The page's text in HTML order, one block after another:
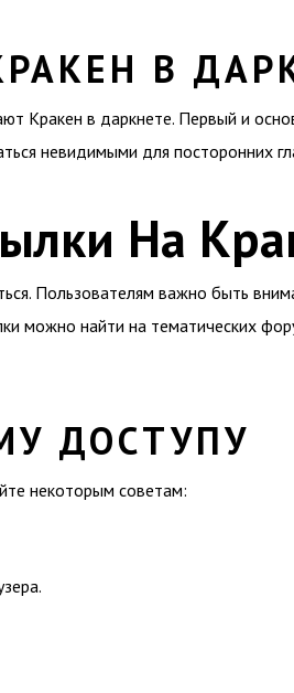
В
Кракен в даркнете. Первый и
невидимыми для посторонних
На
Пользователям важно быть
можно найти на тематических
ДОСТУПУ
некоторым советам: